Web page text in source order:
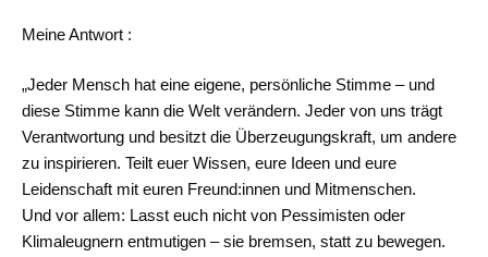
Meine Antwort :
„Jeder Mensch hat eine eigene, persönliche Stimme – und
diese Stimme kann die Welt verändern. Jeder von uns trägt
Verantwortung und besitzt die Überzeugungskraft, um andere
zu inspirieren. Teilt euer Wissen, eure Ideen und eure
Leidenschaft mit euren Freund:innen und Mitmenschen.
Und vor allem: Lasst euch nicht von Pessimisten oder
Klimaleugnern entmutigen – sie bremsen, statt zu bewegen.